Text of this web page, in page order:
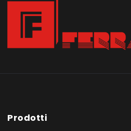
Prodotti